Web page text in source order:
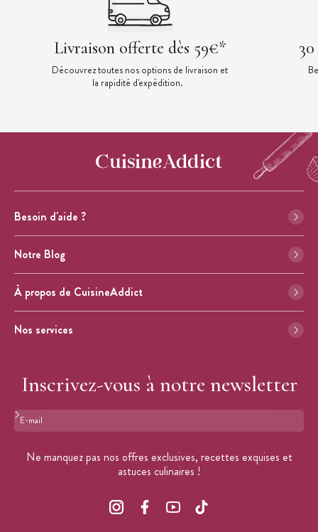
Livraison offerte dès 59€*
Découvrez toutes nos options de livraison et
la rapidité d'expédition.
Besoin d'aide ?
Notre Blog
À propos de CuisineAddict
Nos services
Inscrivez-vous à notre newsletter
Format : adresse@email.com
Ne manquez pas nos offres exclusives, recettes exquises et
astuces culinaires !